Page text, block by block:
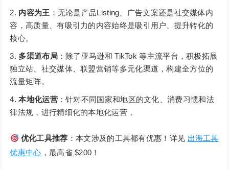
内容为王 ：无论是产品Listing、广告文案还是社交媒体内
容，高质量、有吸引力的内容始终是吸引用户、提升转化的
核心。
多渠道布局：除了亚马逊和 TikTok 等主流平台，积极拓展
独立站、社交媒体、联盟营销等多元化渠道，构建全方位的
流量矩阵。
本地化运营：针对不同国家和地区的文化、消费习惯和法
律法规，进行精细化的本地化运营，
优化工具推荐 ：本文涉及的工具都有优惠！详见 出海工具
优惠中心 ，最高省 $200！